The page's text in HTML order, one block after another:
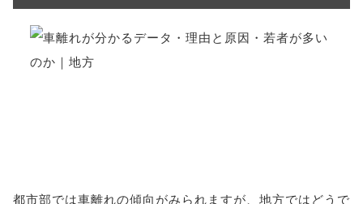
都市部では車離れの傾向がみられますが、地方ではどうで